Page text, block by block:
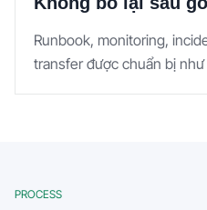
Runbook, monitoring,
transfer được chuẩn bị
PROCESS